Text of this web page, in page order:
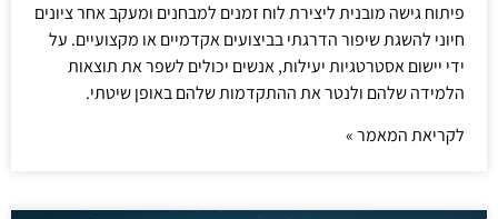
פיתוח גישה מובנית ליצירת לוח זמנים למבחנים ומעקב אחר ציונים
חיוני להשגת שיפור הדרגתי בביצועים אקדמיים או מקצועיים. על
ידי יישום אסטרטגיות יעילות, אנשים יכולים לשפר את תוצאות
הלמידה שלהם ולנטר את ההתקדמות שלהם באופן שיטתי.
לקריאת המאמר »